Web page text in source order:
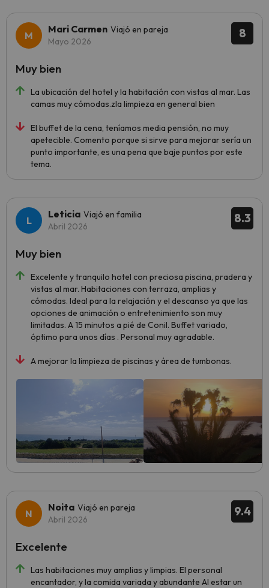
8
Mari Carmen Viajó en pareja
Mayo 2026
La ubicación del hotel y la habitación con vistas al mar. Las
camas muy cómodas.zla limpieza en general bien
El buffet de la cena, teníamos media pensión, no muy
apetecible. Comento porque si sirve para mejorar sería un
punto importante, es una pena que baje puntos por este
tema.
Muy bien
8.3
Leticia Viajó en familia
Abril 2026
Excelente y tranquilo hotel con preciosa piscina, pradera y
vistas al mar. Habitaciones con terraza, amplias y
cómodas. Ideal para la relajación y el descanso ya que las
opciones de animación o entretenimiento son muy
limitadas. A 15 minutos a pié de Conil. Buffet variado,
óptimo para unos días . Personal muy agradable.
A mejorar la limpieza de piscinas y área de tumbonas.
Muy bien
9.4
Noita Viajó en pareja
Abril 2026
Las habitaciones muy amplias y limpias. El personal
encantador, y la comida variada y abundante Al estar un
Excelente